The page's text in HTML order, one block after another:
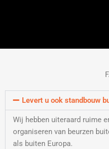
Levert u ook standbouw
Wij hebben uiteraard ruime
organiseren van beurzen
als buiten Europa.